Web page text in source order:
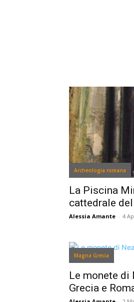
Archeologia romana
La Piscina
cattedrale
Alessia Amante - 4
Magna Grecia
Le monete di
Grecia e